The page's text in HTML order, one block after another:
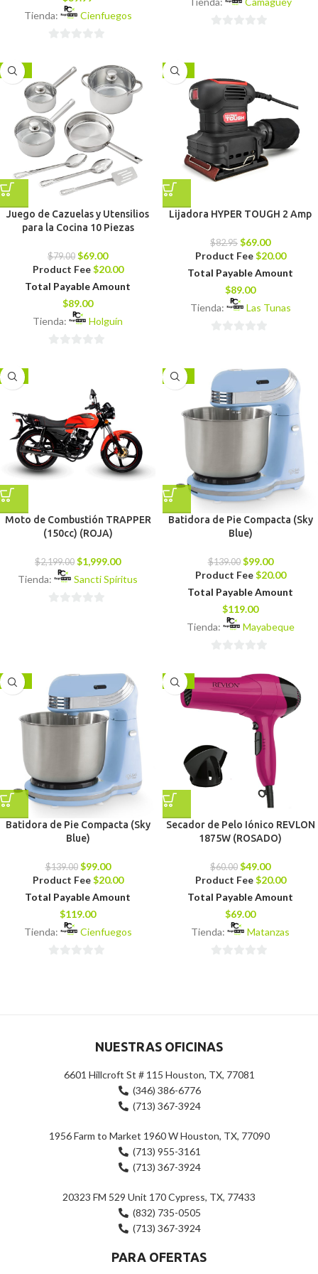
Tienda:
Cienfuegos
-13%
Juego de Cazuelas y Utensilios
para la Cocina 10 Piezas
$79.00 $69.00
Product Fee $20.00
Total Payable Amount
$89.00
Tienda:
Holguín
-17%
Lijadora HYPER TOUGH 2 Amp
$82.95 $69.00
Product Fee $20.00
Total Payable Amount
$89.00
Tienda:
Las Tunas
-9%
Moto de Combustión TRAPPER
(150cc) (ROJA)
$2,199.00 $1,999.00
Tienda:
Sancti Spíritus
-29%
Batidora de Pie Compacta (Sky
Blue)
$139.00 $99.00
Product Fee $20.00
Total Payable Amount
$119.00
Tienda:
Mayabeque
de
5
-29%
Batidora de Pie Compacta (Sky
Blue)
$139.00 $99.00
Product Fee $20.00
Total Payable Amount
$119.00
Tienda:
Cienfuegos
-18%
Secador de Pelo Iónico REVLON
1875W (ROSADO)
$60.00 $49.00
Product Fee $20.00
Total Payable Amount
$69.00
Tienda:
Matanzas
NUESTRAS OFICINAS
6601 Hillcroft St # 115 Houston, TX, 77081
(346) 386-6776
(713) 367-3924
1956 Farm to Market 1960 W Houston, TX, 77090
(713) 955-3161
(713) 367-3924
20323 FM 529 Unit 170 Cypress, TX, 77433
(832) 735-0505
(713) 367-3924
PARA OFERTAS